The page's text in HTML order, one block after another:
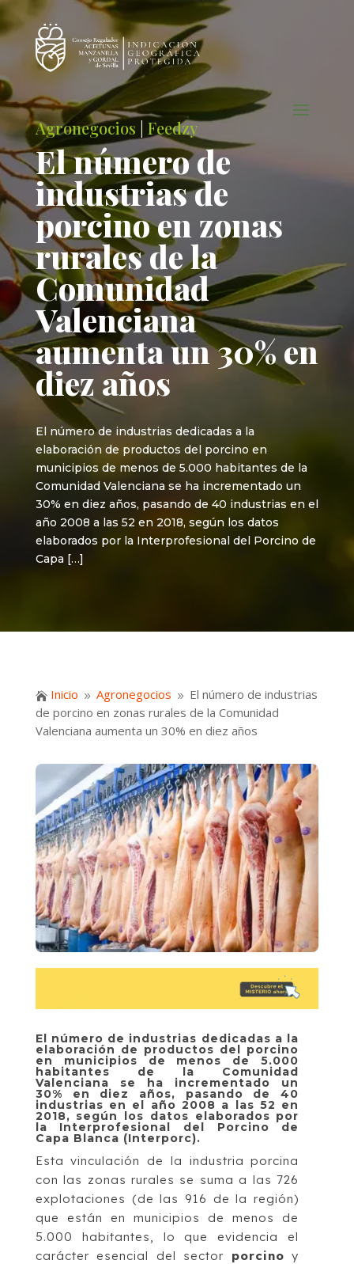
Agronegocios Feedzy
El número de
industrias de
porcino en zonas
rurales de la
Comunidad
Valenciana
aumenta un 30% en
diez años
El número de industrias dedicadas a la
elaboración de productos del porcino en
municipios de menos de 5.000 habitantes de la
Comunidad Valenciana se ha incrementado un
30% en diez años, pasando de 40 industrias en el
año 2008 a las 52 en 2018, según los datos
elaborados por la Interprofesional del Porcino de
Capa […]
 Inicio 9 Agronegocios 9 El número de industrias
de porcino en zonas rurales de la Comunidad
Valenciana aumenta un 30% en diez años
El número de industrias dedicadas a la
elaboración de productos del porcino
en municipios de menos de 5.000
habitantes de la Comunidad
Valenciana se ha incrementado un
30% en diez años, pasando de 40
industrias en el año 2008 a las 52 en
2018, según los datos elaborados por
la Interprofesional del Porcino de
Capa Blanca (Interporc).
Esta vinculación de la industria porcina
con las zonas rurales se suma a las 726
explotaciones (de las 916 de la región)
que están en municipios de menos de
5.000 habitantes, lo que evidencia el
carácter esencial del sector porcino y